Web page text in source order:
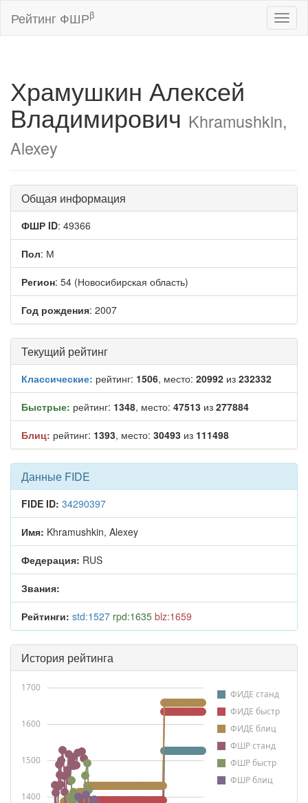
Рейтинг ФШРβ
Храмушкин Алексей
Владимирович Khramushkin,
Alexey
Общая информация
ФШР ID: 49366
Пол: М
Регион: 54 (Новосибирская область)
Год рождения: 2007
Текущий рейтинг
Классические: рейтинг: 1506, место: 20992 из 232332
Быстрые: рейтинг: 1348, место: 47513 из 277884
Блиц: рейтинг: 1393, место: 30493 из 111498
Данные FIDE
FIDE ID: 34290397
Имя: Khramushkin, Alexey
Федерация: RUS
Звания:
Рейтинги: std:1527 rpd:1635 blz:1659
История рейтинга
ФИДЕ станд
ФИДЕ быстр
ФИДЕ блиц
ФШР станд
ФШР быстр
ФШР блиц
1400
1500
1600
1700